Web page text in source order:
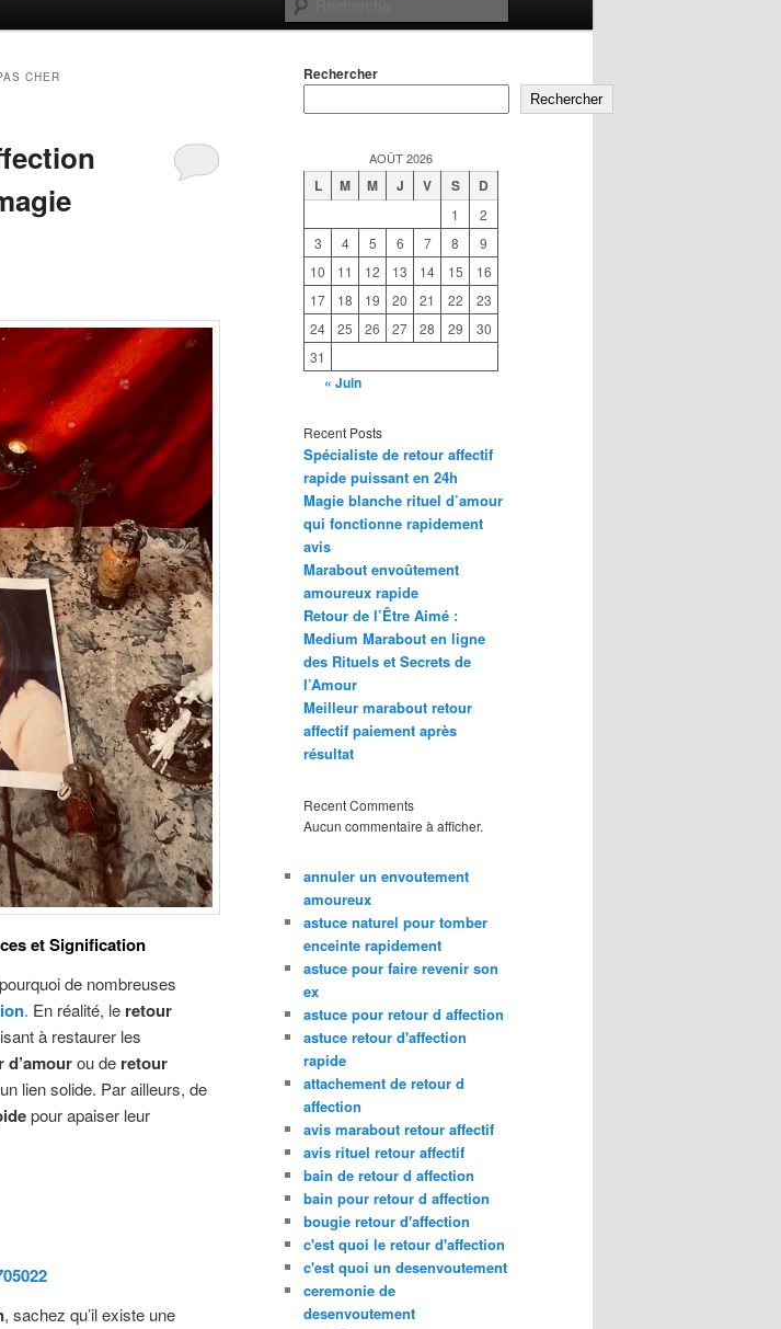
CHER
et Signification
de nombreuses
. En réalité, le retour
à restaurer les
d’amourou de retour
lien solide. Par ailleurs, de
pour apaiser leur
, sachez qu’il existe une
Rechercher
Rechercher
AOÛT 2026
L M M J V S D
1
2
3
4 5 6 7 8
9
10
11 12 13 14 15
16
17
18 19 20 21 22
23
24
25 26 27 28 29
30
31
« Juin
Recent Posts
Spécialiste de retour affectif
rapide puissant en 24h
Magie blanche rituel d’amour
qui fonctionne rapidement
avis
Marabout envoûtement
amoureux rapide
Retour de l’Être Aimé :
Medium Marabout en ligne
des Rituels et Secrets de
l’Amour
Meilleur marabout retour
affectif paiement après
résultat
Recent Comments
Aucun commentaire à afficher.
annuler un envoutement
amoureux
astuce naturel pour tomber
enceinte rapidement
astuce pour faire revenir son
ex
astuce pour retour d affection
astuce retour d'affection
rapide
attachement de retour d
affection
avis marabout retour affectif
avis rituel retour affectif
bain de retour d affection
bain pour retour d affection
bougie retour d'affection
c'est quoi le retour d'affection
c'est quoi un desenvoutement
ceremonie de
desenvoutement